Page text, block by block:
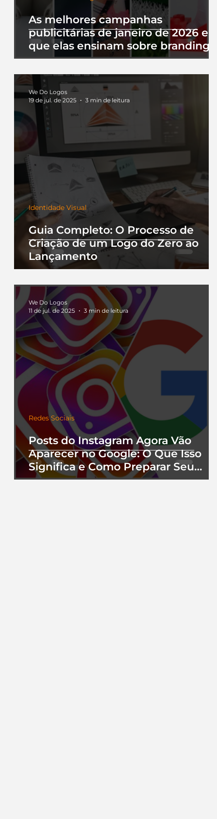
As melhores campanhas
publicitárias de janeiro de 2026 e
que elas ensinam sobre branding
Guia Completo: O Processo de
Criação de um Logo do Zero ao
Lançamento
Identidade Visual
We Do Logos
19 de jul. de 2025
3 min de leitura
Posts do Instagram Agora Vão
Aparecer no Google: O Que Isso
Significa e Como Preparar Seu
Perfil
Redes Sociais
We Do Logos
11 de jul. de 2025
3 min de leitura